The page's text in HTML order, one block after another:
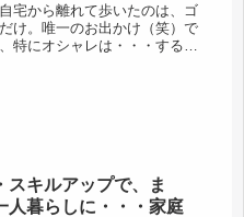
宅から離れて歩いたのは、ゴ
け。唯一のお出かけ（笑）で
特にオシャレは・・・するわ
スキルアップで、ま
人暮らしに・・・家庭